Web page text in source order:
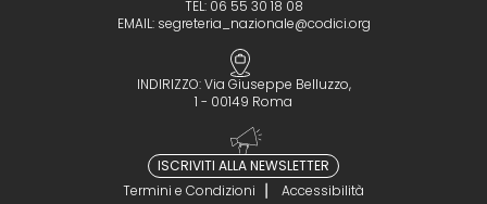
TEL: 06 55 30 18 08
EMAIL: segreteria_nazionale@codici.org
INDIRIZZO: Via Giuseppe Belluzzo,
1 - 00149 Roma
ISCRIVITI ALLA NEWSLETTER
Termini e Condizioni
Accessibilità